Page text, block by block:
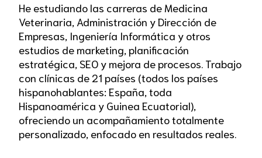
He estudiando las carreras de Medicina
Veterinaria, Administración y Dirección de
Empresas, Ingeniería Informática y otros
estudios de marketing, planificación
estratégica, SEO y mejora de procesos. Trabajo
con clínicas de 21 países (todos los países
hispanohablantes: España, toda
Hispanoamérica y Guinea Ecuatorial),
ofreciendo un acompañamiento totalmente
personalizado, enfocado en resultados reales.